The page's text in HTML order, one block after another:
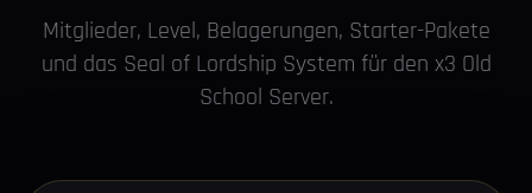
Mitglieder, Level, Belagerungen, Starter-Pakete
und das Seal of Lordship System für den x3 Old
School Server.